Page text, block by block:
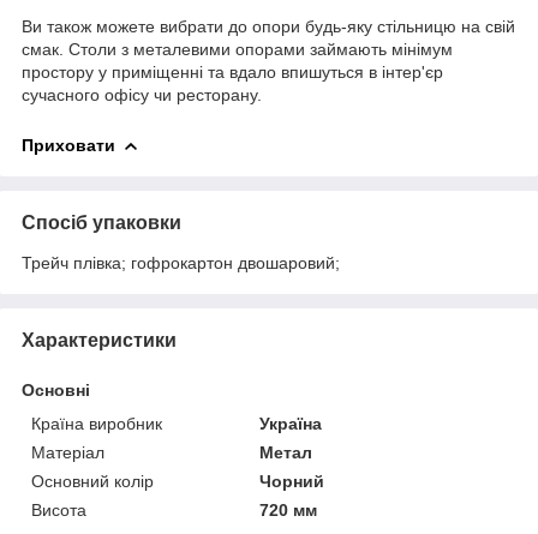
Ви також можете вибрати до опори будь-яку стільницю на свій
смак. Столи з металевими опорами займають мінімум
простору у приміщенні та вдало впишуться в інтер'єр
сучасного офісу чи ресторану.
Приховати
Спосіб упаковки
Трейч плівка; гофрокартон двошаровий;
Характеристики
Основні
Країна виробник
Україна
Матеріал
Метал
Основний колір
Чорний
Висота
720 мм